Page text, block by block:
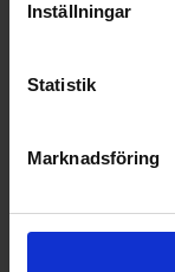
Inställningar
Statistik
Marknadsföring
Spänning (V):
Populära